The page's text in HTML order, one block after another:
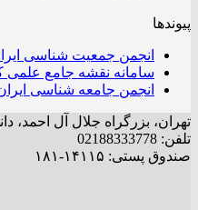
پیوندها
انجمن جمعیت شناسی
سامانه نقشه جامع علمی
انجمن جامعه شناسی
تهران، بزرگراه جلال آل احمد،
تلفن: 02188333778
صندوق پستی: ۱۴۱۱۵-۱۸۱